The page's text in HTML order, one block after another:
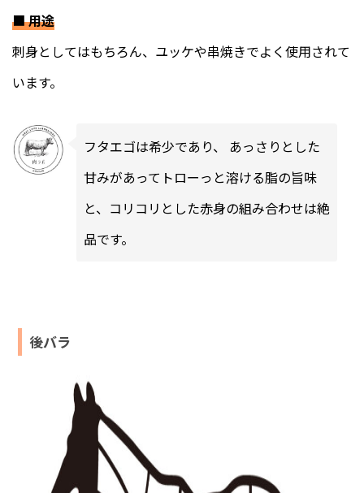
■用途
刺身としてはもちろん、ユッケや串焼きでよく使用されて
います。
フタエゴは希少であり、 あっさりとした
甘みがあってトローっと溶ける脂の旨味
と、コリコリとした赤身の組み合わせは絶
品です。
後バラ